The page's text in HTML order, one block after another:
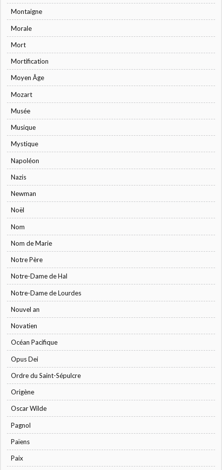
Montaigne
Morale
Mort
Mortification
Moyen Âge
Mozart
Musée
Musique
Mystique
Napoléon
Nazis
Newman
Noël
Nom
Nom de Marie
Notre Père
Notre-Dame de Hal
Notre-Dame de Lourdes
Nouvel an
Novatien
Océan Pacifique
Opus Dei
Ordre du Saint-Sépulcre
Origène
Oscar Wilde
Pagnol
Païens
Paix